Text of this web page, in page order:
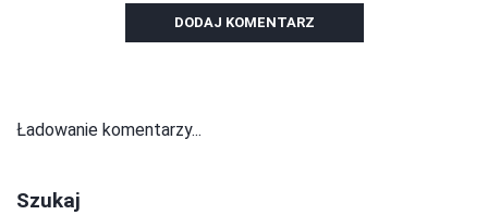
DODAJ KOMENTARZ
Ładowanie komentarzy...
Szukaj